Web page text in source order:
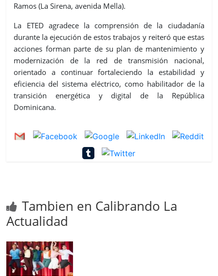
Ramos (La Sirena, avenida Mella).
La ETED agradece la comprensión de la ciudadanía
durante la ejecución de estos trabajos y reiteró que estas
acciones forman parte de su plan de mantenimiento y
modernización de la red de transmisión nacional,
orientado a continuar fortaleciendo la estabilidad y
eficiencia del sistema eléctrico, como habilitador de la
transición energética y digital de la República
Dominicana.
Tambien en Calibrando La
Actualidad